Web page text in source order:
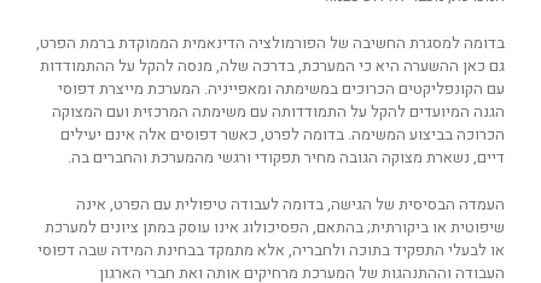
בדומה למסגרת החשיבה של הפורמולציה הדינאמית הממוקדת ברמת הפרט,
גם כאן ההשערה היא כי המערכת, בדרכה שלה, מנסה להקל על ההתמודדות
עם הקונפליקטים הכרוכים במשימתה ומאפייניה. המערכת מייצרת דפוסי
הגנה המיועדים להקל על התמודדותה עם משימתה המרכזית ועם המצוקה
הכרוכה בביצוע המשימה. בדומה לפרט, כאשר דפוסים אלה אינם יעילים
דיים, נשארת מצוקה הגובה מחיר תפקודי ורגשי מהמערכת והחברים בה.
העמדה הבסיסית של הגישה, בדומה לעבודה טיפולית עם הפרט, אינה
שיפוטית או ביקורתית; בהתאם, הפסיכולוג אינו עוסק במתן ציונים למערכת
או לבעלי התפקיד בתוכה ולחבריה, אלא מתמקד בבחינת המידה שבה דפוסי
העבודה וההתנהגות של המערכת מרחיקים אותה ואת חברי הארגון